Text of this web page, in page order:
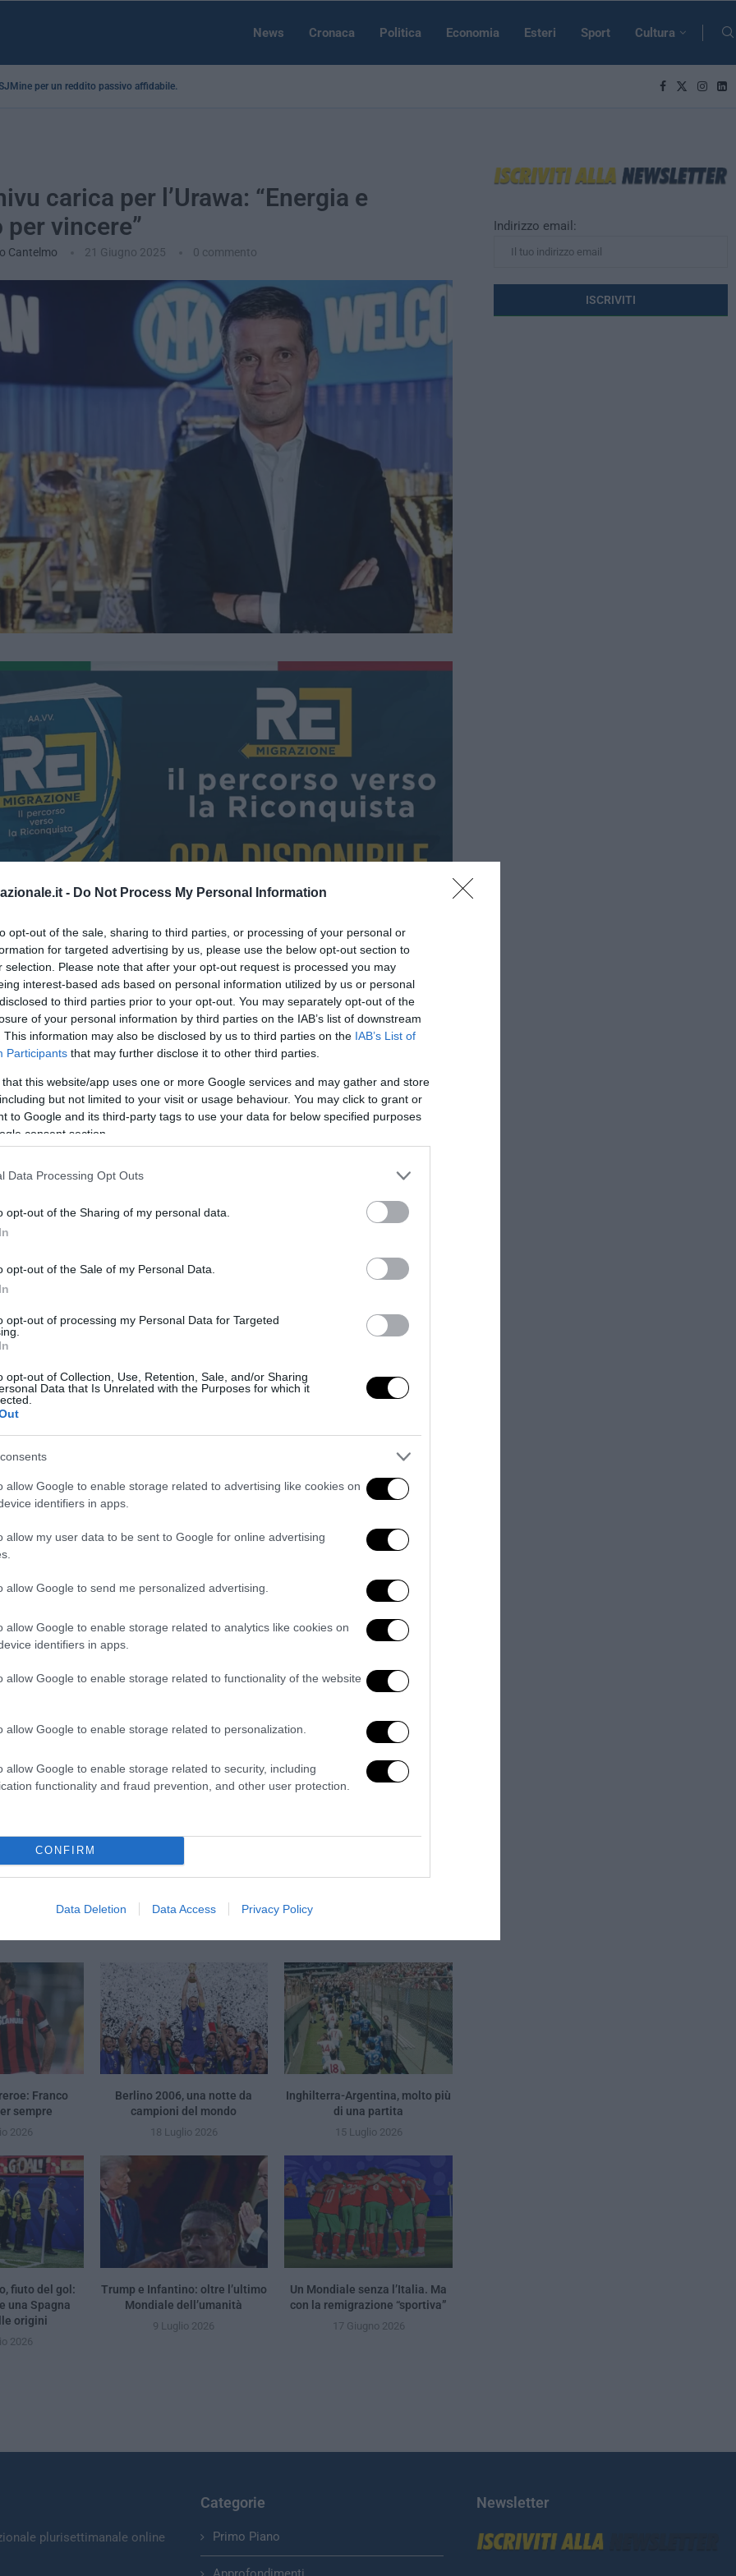
- Do Not Process My Personal Information
opt-out of the sale, sharing to third parties, or processing of your personal or
for targeted advertising by us, please use the below opt-out section to
selection. Please note that after your opt-out request is processed you may
interest-based ads based on personal information utilized by us or personal
to third parties prior to your opt-out. You may separately opt-out of the
of your personal information by third parties on the IAB’s list of downstream
This information may also be disclosed by us to third parties on the IAB’s List of
Participants that may further disclose it to other third parties.
that this website/app uses one or more Google services and may gather and store
but not limited to your visit or usage behaviour. You may click to grant or
to Google and its third-party tags to use your data for below specified purposes
consent section.
Data Processing Opt Outs
opt-out of the Sharing of my personal data.
opt-out of the Sale of my Personal Data.
opt-out of processing my Personal Data for Targeted
opt-out of Collection, Use, Retention, Sale, and/or Sharing
Data that Is Unrelated with the Purposes for which it
allow Google to enable storage related to advertising like cookies on
identifiers in apps.
allow my user data to be sent to Google for online advertising
allow Google to send me personalized advertising.
allow Google to enable storage related to analytics like cookies on
identifiers in apps.
allow Google to enable storage related to functionality of the website
allow Google to enable storage related to personalization.
allow Google to enable storage related to security, including
functionality and fraud prevention, and other user protection.
CONFIRM
Data Deletion Data Access Privacy Policy
News Cronaca Politica Economia Esteri Sport Cultura
per un reddito passivo affidabile...
carica per l’Urawa: “Energia e
vincere”
Cantelmo 21 Giugno 2025 0 commento
cinismo per vincere”
alla vigilia della sfida contro l’Urawa Red Diamonds al Mondiale per Club 2025, ha
a trovare nuove energie. In un’intervista a Sky Sport, il tecnico nerazzurro ha
di una stagione lunga: “Dopo nove mesi di battaglie, dobbiamo
suInterNews08
CLAUDIO CANTELMO
guadagnato col Mondiale
Franco
sempre
2026
Berlino 2006, una notte da
campioni del mondo
18 Luglio 2026
Inghilterra-Argentina, molto più
di una partita
15 Luglio 2026
fiuto del gol:
una Spagna
origini
2026
Trump e Infantino: oltre l’ultimo
Mondiale dell’umanità
9 Luglio 2026
Un Mondiale senza l’Italia. Ma
con la remigrazione “sportiva”
17 Giugno 2026
Indirizzo email:
plurisettimanale online
Categorie
Primo Piano
Newsletter